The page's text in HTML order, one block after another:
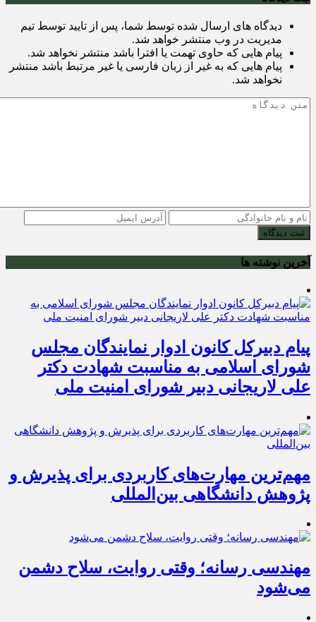
دیدگاه های ارسال شده توسط شما، پس از تایید توسط تیم
مدیریت در وب منتشر خواهد شد.
پیام هایی که حاوی تهمت یا افترا باشد منتشر نخواهد شد.
پیام هایی که به غیر از زبان فارسی یا غیر مرتبط باشد منتشر
نخواهد شد.
ثبت دیدگاه
آخرین نوشته ها
پیام دبیرکل کانون ادوار نمایندگان مجلس
شورای اسلامی به مناسبت شهادت دکتر
علی لاریجانی دبیر شورای امنیت ملی
مهم‌ترین مهارت‌های کاربردی برای پذیرش و
پژوهش دانشگاهی بین‌المللی
مهندسی رسانه؛ وقتی روایت، سلاح دشمن
می‌شود